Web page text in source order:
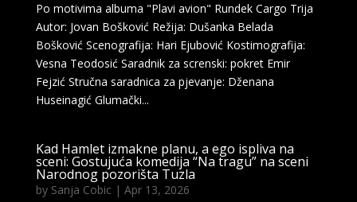
Po motivima albuma "Plavi avion" Rundek Cargo Trija
Autor: Jovan Bošković Režija: Dušanka Belada
Bošković Scenografija: Hari Ejubović Kostimografija:
Vesna Teodosić Saradnik za screnski: pokret Emir
Fejzić Stručna saradnica za pjevanje: Dženana
Huseinagić Glumački...
Kad Hamlet izmakne planu, a ego ispliva na
sceni: Gostujuća komedija “Na tragu” na sceni
Narodnog pozorišta Tuzla
by Sanja Cobic| Apr 13, 2026